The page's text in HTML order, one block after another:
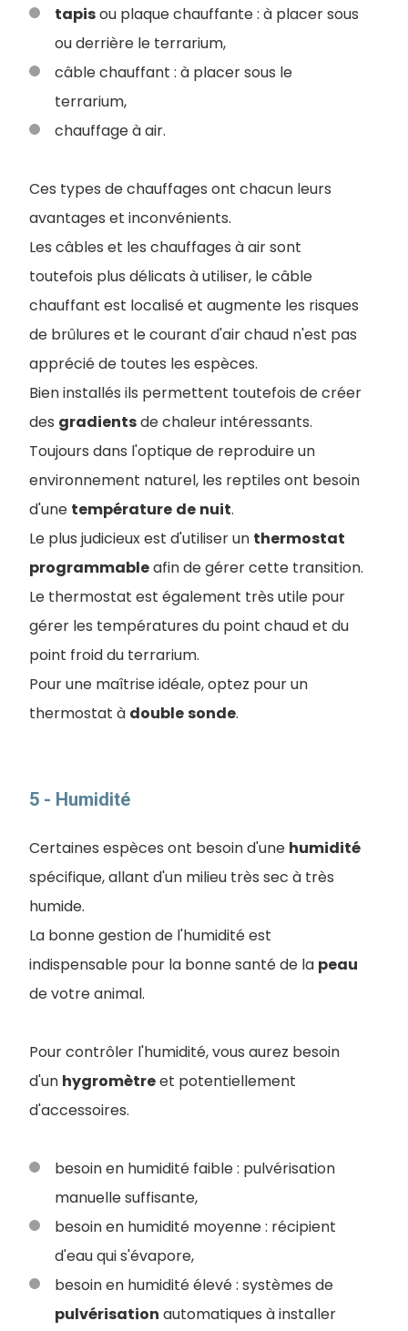
tapisou plaque chauffante : à placer sous
ou derrière le terrarium,
câble chauffant : à placer sous le
terrarium,
chauffage à air.
Ces types de chauffages ont chacun leurs
avantages et inconvénients.
Les câbles et les chauffages à air sont
toutefois plus délicats à utiliser, le câble
chauffant est localisé et augmente les risques
de brûlures et le courant d'air chaud n'est pas
apprécié de toutes les espèces.
Bien installés ils permettent toutefois de créer
des gradientsde chaleur intéressants.
Toujours dans l'optique de reproduire un
environnement naturel, les reptiles ont besoin
d'une température de nuit.
Le plus judicieux est d'utiliser un thermostat
programmableafin de gérer cette transition.
Le thermostat est également très utile pour
gérer les températures du point chaud et du
point froid du terrarium.
Pour une maîtrise idéale, optez pour un
thermostat à doublesonde.
5 - Humidité
Certaines espèces ont besoin d'une humidité
spécifique, allant d'un milieu très sec à très
humide.
La bonne gestion de l'humidité est
indispensable pour la bonne santé de la peau
de votre animal.
Pour contrôler l'humidité, vous aurez besoin
d'un hygromètreet potentiellement
d'accessoires.
besoin en humidité faible : pulvérisation
manuelle suffisante,
besoin en humidité moyenne : récipient
d'eau qui s'évapore,
besoin en humidité élevé : systèmes de
pulvérisation automatiques à installer